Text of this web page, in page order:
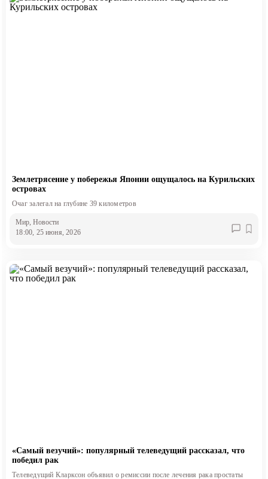
Землетрясение у побережья Японии ощущалось на Курильских
островах
Очаг залегал на глубине 39 километров
Мир, Новости
18:00, 25 июня, 2026
«Самый везучий»: популярный телеведущий рассказал, что
победил рак
Телеведущий Кларксон объявил о ремиссии после лечения рака простаты